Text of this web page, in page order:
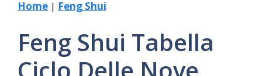
Home | Feng Shui
Feng Shui Tabella
Ciclo Delle Nove